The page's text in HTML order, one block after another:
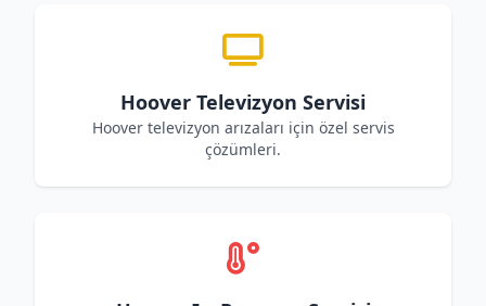
Hoover Televizyon Servisi
Hoover televizyon arızaları için özel servis
çözümleri.